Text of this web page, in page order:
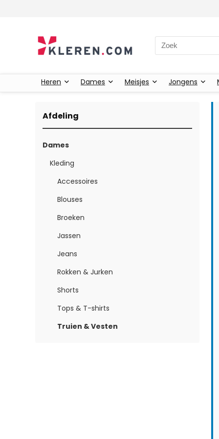
Zoeken naar:
Heren Dames Meisjes Jongens
Afdeling
Dames
Kleding
Accessoires
Blouses
Broeken
Jassen
Jeans
Rokken & Jurken
Shorts
Tops & T-shirts
Truien & Vesten